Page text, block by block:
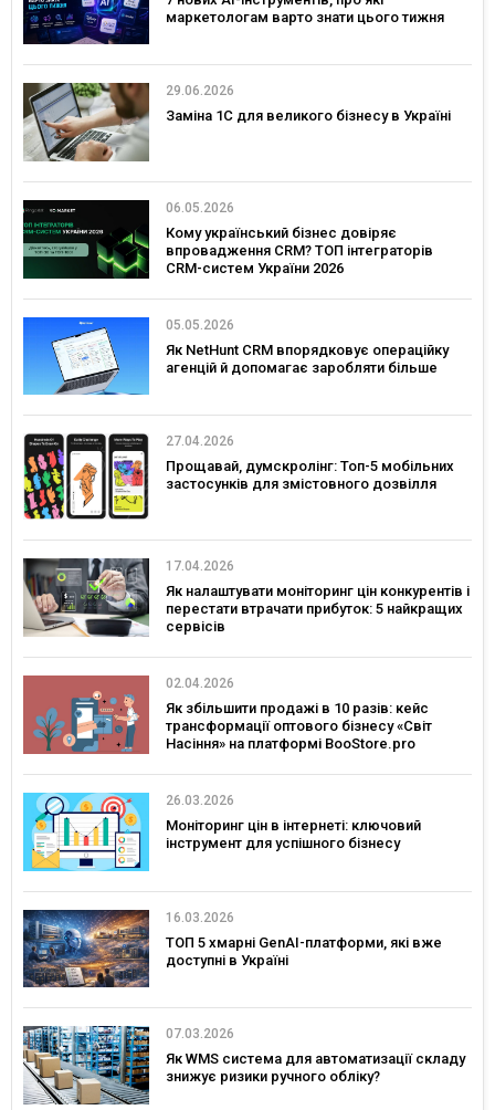
маркетологам варто знати цього тижня
29.06.2026
Заміна 1С для великого бізнесу в Україні
06.05.2026
Кому український бізнес довіряє
впровадження CRM? ТОП інтеграторів
CRM-систем України 2026
05.05.2026
Як NetHunt CRM впорядковує операційку
агенцій й допомагає заробляти більше
27.04.2026
Прощавай, думскролінг: Топ-5 мобільних
застосунків для змістовного дозвілля
17.04.2026
Як налаштувати моніторинг цін конкурентів і
перестати втрачати прибуток: 5 найкращих
сервісів
02.04.2026
Як збільшити продажі в 10 разів: кейс
трансформації оптового бізнесу «Світ
Насіння» на платформі BooStore.pro
26.03.2026
Моніторинг цін в інтернеті: ключовий
інструмент для успішного бізнесу
16.03.2026
ТОП 5 хмарні GenAI-платформи, які вже
доступні в Україні
07.03.2026
Як WMS система для автоматизації складу
знижує ризики ручного обліку?